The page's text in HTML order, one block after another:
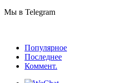
Мы в Telegram
Популярное
Последнее
Коммент.